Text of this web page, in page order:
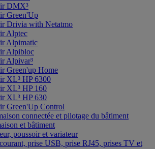
DMX³
Green'Up
Drivia with Netatmo
Alptec
Alpimatic
Alpibloc
Alpivar³
Green'up Home
XL³ HP 6300
XL³ HP 160
XL³ HP 630
Green'Up Control
connectée et pilotage du bâtiment
et bâtiment
poussoir et variateur
prise USB, prise RJ45, prises TV et